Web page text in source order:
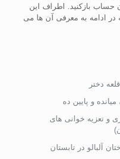
بازکنید. اطراف این
در ادامه به معرفی آن ها می
دختر
و پایین ده
و تعزیه خوانی های
آلبالو در تابستان